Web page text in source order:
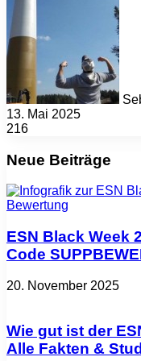
13. Mai 2025
216
Neue Beiträge
ESN Black Week
Code
20. November 2025
Wie gut ist der
Alle Fakten &